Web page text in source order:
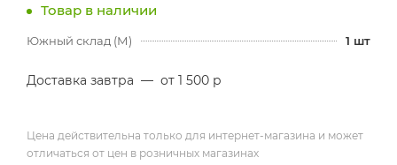
Товар в наличии
Южный склад (М) 1 шт
Доставка завтра — от 1 500 р
Цена действительна только для интернет-магазина и может
отличаться от цен в розничных магазинах